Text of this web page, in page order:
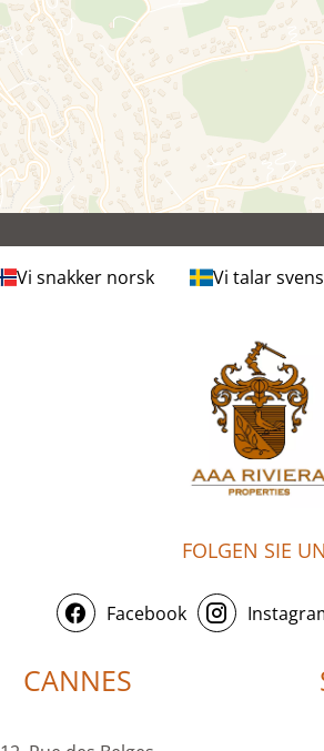
Vi snakker norsk Vi talar
FOLGEN SIE
Facebook
CANNES